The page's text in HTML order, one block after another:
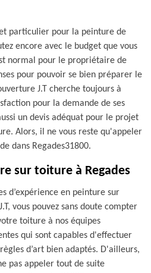
particulier pour la peinture de
encore avec le budget que vous
normal pour le propriétaire de
pour pouvoir se bien préparer le
J.T cherche toujours à
pour la demande de ses
un devis adéquat pour le projet
Alors, il ne vous reste qu'appeler
dans Regades31800.
sur toiture à Regades
d’expérience en peinture sur
vous pouvez sans doute compter
toiture à nos équipes
qui sont capables d'effectuer
d’art bien adaptés. D'ailleurs,
pas appeler tout de suite